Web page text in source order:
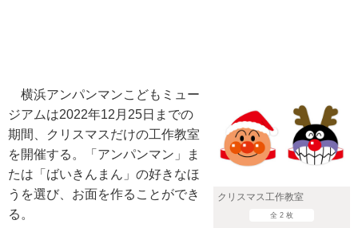
クリスマス工作教室
全 2 枚
横浜アンパンマンこどもミュー
ジアムは2022年12月25日までの
期間、クリスマスだけの工作教室
を開催する。「アンパンマン」ま
たは「ばいきんまん」の好きなほ
うを選び、お面を作ることができ
る。